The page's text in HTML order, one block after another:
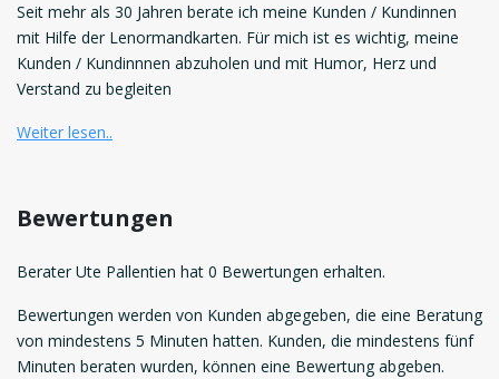
Seit mehr als 30 Jahren berate ich meine Kunden / Kundinnen
mit Hilfe der Lenormandkarten. Für mich ist es wichtig, meine
Kunden / Kundinnnen abzuholen und mit Humor, Herz und
Verstand zu begleiten
Weiter lesen..
Bewertungen
Berater Ute Pallentien hat 0 Bewertungen erhalten.
Bewertungen werden von Kunden abgegeben, die eine Beratung
von mindestens 5 Minuten hatten. Kunden, die mindestens fünf
Minuten beraten wurden, können eine Bewertung abgeben.